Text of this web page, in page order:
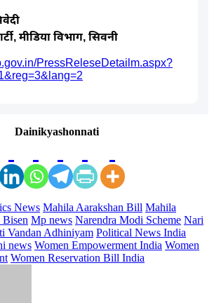
मीडिया विभाग, सिवनी
PressReleseDetailm.aspx?
Dainikyashonnati
News Mahila Aarakshan Bill Mahila
Bisen Mp news Narendra Modi Scheme Nari
Vandan Adhiniyam Political News India
news Women Empowerment India Women
Women Reservation Bill India